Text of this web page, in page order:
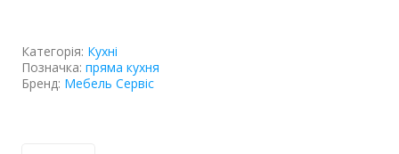
Категорія: Кухні
Позначка: пряма кухня
Бренд: Мебель Сервіс